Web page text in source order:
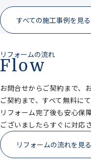
すべての施工事例を見る
リフォームの流れ
Flow
お問合せからご契約まで、
ご契約まで、すべて無料に
リフォーム完了後も安心保
ございましたらすぐに対応
リフォームの流れを見る